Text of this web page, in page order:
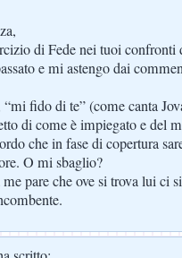
di Fede nei tuoi confronti
e mi astengo dai
fido di te” (come canta
di come è impiegato e del
che in fase di copertura
O mi sbaglio?
pare che ove si trova lui ci